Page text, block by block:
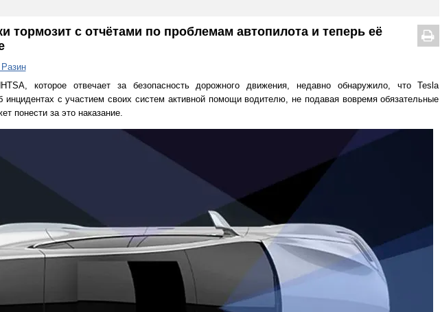
тормозит с отчётами по проблемам автопилота и теперь её
которое отвечает за безопасность дорожного движения, недавно обнаружило, что Tesla
с участием своих систем активной помощи водителю, не подавая вовремя обязательные
понести за это наказание.